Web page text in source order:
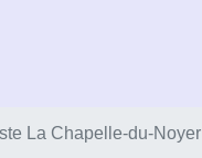
La Chapelle-du-Noyer